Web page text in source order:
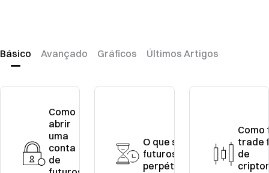
Básico Avançado Gráficos Últimos Artigos
Como
abrir
uma
conta
de
O que são
futuros
perpétuos
Como
trade
de